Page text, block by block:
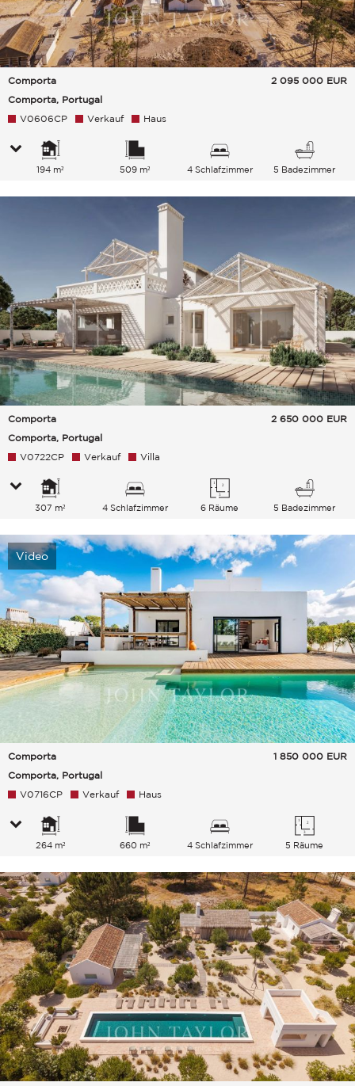
Comporta
Comporta, Portugal
2 095 000 EUR
V0606CP Verkauf Haus
194 m² 509 m² 4 Schlafzimmer 5 Badezimmer
Comporta
Comporta, Portugal
2 650 000 EUR
V0722CP Verkauf Villa
307 m² 4 Schlafzimmer 6 Räume 5 Badezimmer
Video
Comporta
Comporta, Portugal
1 850 000 EUR
V0716CP Verkauf Haus
264 m² 660 m² 4 Schlafzimmer 5 Räume